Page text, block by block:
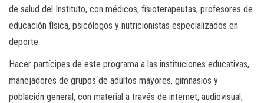
de salud del Instituto, con médicos, fisioterapeutas, profesores de
educación física, psicólogos y nutricionistas especializados en
deporte.
Hacer partícipes de este programa a las instituciones educativas,
manejadores de grupos de adultos mayores, gimnasios y
población general, con material a través de internet, audiovisual,